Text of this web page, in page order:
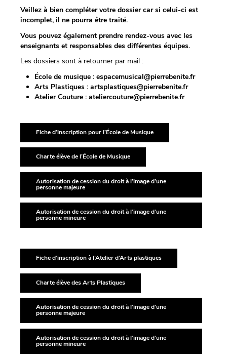
Veillez à bien compléter votre dossier car si celui-ci est
incomplet, il ne pourra être traité.
Vous pouvez également prendre rendez-vous avec les
enseignants et responsables des différentes équipes.
Les dossiers sont à retourner par mail :
École de musique : espacemusical@pierrebenite.fr
Arts Plastiques : artsplastiques@pierrebenite.fr
Atelier Couture : ateliercouture@pierrebenite.fr
Fiche d’inscription pour l’École de Musique
Charte élève de l’École de Musique
Autorisation de cession du droit à l’image d’une
personne majeure
Autorisation de cession du droit à l’image d’une
personne mineure
Fiche d’inscription à l’Atelier d’Arts plastiques
Charte élève des Arts Plastiques
Autorisation de cession du droit à l’image d’une
personne majeure
Autorisation de cession du droit à l’image d’une
personne mineure